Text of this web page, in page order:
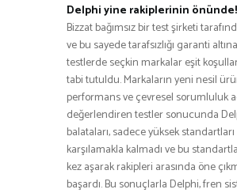
Delphi yine rakiplerinin önünde!
Bizzat bağımsız bir test şirketi
ve bu sayede tarafsızlığı garanti
testlerde seçkin markalar eşit
tabi tutuldu. Markaların yeni nesil
performans ve çevresel sorumluluk
değerlendiren testler sonucunda
balataları, sadece yüksek standartları
karşılamakla kalmadı ve bu
kez aşarak rakipleri arasında öne
başardı. Bu sonuçlarla Delphi, fren